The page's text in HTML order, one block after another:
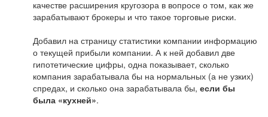
качестве расширения кругозора в вопросе о том, как же
зарабатывают брокеры и что такое торговые риски.
Добавил на страницу статистики компании информацию
о текущей прибыли компании. А к ней добавил две
гипотетические цифры, одна показывает, сколько
компания зарабатывала бы на нормальных (а не узких)
спредах, и сколько она зарабатывала бы, если бы
была «кухней».